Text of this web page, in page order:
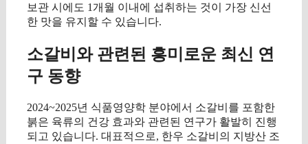
보관 시에도 1개월 이내에 섭취하는 것이 가장 신선
한 맛을 유지할 수 있습니다.
소갈비와 관련된 흥미로운 최신 연
구 동향
2024~2025년 식품영양학 분야에서 소갈비를 포함한
붉은 육류의 건강 효과와 관련된 연구가 활발히 진행
되고 있습니다. 대표적으로, 한우 소갈비의 지방산 조